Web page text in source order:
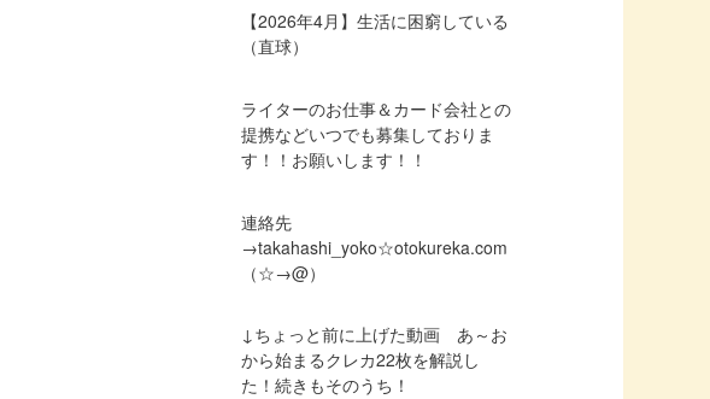
【2026年4月】生活に困窮している
（直球）
ライターのお仕事＆カード会社との
提携などいつでも募集しておりま
す！！お願いします！！
連絡先
→takahashi_yoko☆otokureka.com
（☆→@）
↓ちょっと前に上げた動画 あ～お
から始まるクレカ22枚を解説し
た！続きもそのうち！